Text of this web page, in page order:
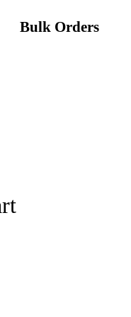
Bulk Orders